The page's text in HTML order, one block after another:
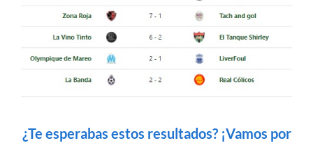
¿Te esperabas estos resultados? ¡Vamos por